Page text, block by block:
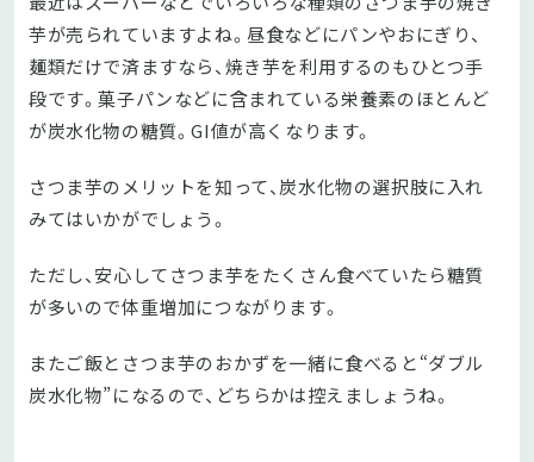
芋が売られていますよね。昼食などにパンやおにぎり、
麺類だけで済ますなら、焼き芋を利用するのもひとつ手
段です。菓子パンなどに含まれている栄養素のほとんど
が炭水化物の糖質。GI値が高くなります。
さつま芋のメリットを知って、炭水化物の選択肢に入れ
みてはいかがでしょう。
ただし、安心してさつま芋をたくさん食べていたら糖質
が多いので体重増加につながります。
またご飯とさつま芋のおかずを一緒に食べると“ダブル
炭水化物”になるので、どちらかは控えましょうね。